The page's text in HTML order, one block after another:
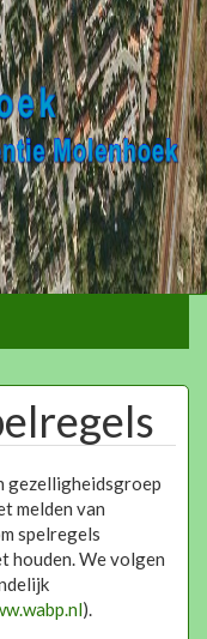
gezelligheidsgroep
melden van
spelregels
houden. We volgen
).